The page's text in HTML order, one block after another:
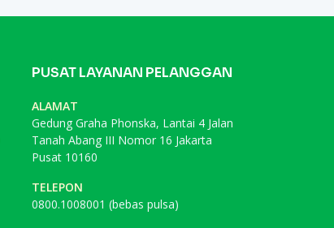
PUSAT LAYANAN PELANGGAN
ALAMAT
Gedung Graha Phonska, Lantai 4 Jalan
Tanah Abang III Nomor 16 Jakarta
Pusat 10160
TELEPON
0800.1008001 (bebas pulsa)